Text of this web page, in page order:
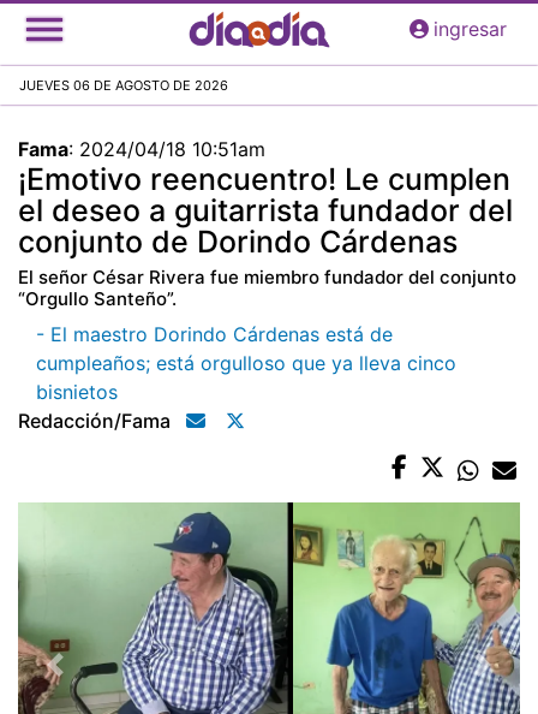
Pasar
al
principal
ingresar
JUEVES 06 DE AGOSTO DE 2026
Fama: 2024/04/18 10:51am
¡Emotivo reencuentro! Le cumplen
el deseo a guitarrista fundador del
conjunto de Dorindo Cárdenas
El señor César Rivera fue miembro fundador del conjunto
“Orgullo Santeño”.
- El maestro Dorindo Cárdenas está de
cumpleaños; está orgulloso que ya lleva cinco
bisnietos
Redacción/fama